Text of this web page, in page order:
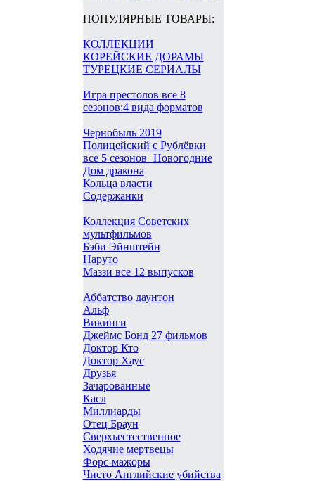
ПОПУЛЯРНЫЕ ТОВАРЫ:
КОЛЛЕКЦИИ
КОРЕЙСКИЕ ДОРАМЫ
ТУРЕЦКИЕ СЕРИАЛЫ
Игра престолов все 8
сезонов:4 вида форматов
Чернобыль 2019
Полицейский с Рублёвки
все 5 сезонов+Новогодние
Дом дракона
Кольца власти
Содержанки
Коллекция Советских
мультфильмов
Бэби Эйнштейн
Наруто
Маззи все 12 выпусков
Аббатство даунтон
Альф
Викинги
Джеймс Бонд 27 фильмов
Доктор Кто
Доктор Хаус
Друзья
Зачарованные
Касл
Миллиарды
Отец Браун
Сверхъестественное
Ходячие мертвецы
Форс-мажоры
Чисто Английские убийства